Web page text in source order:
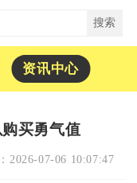
搜索
资讯中心
买勇气值
2026-07-06 10:07:47